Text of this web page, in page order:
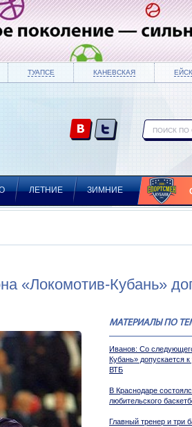
ТУАПСЕ КАНЕВСКАЯ ЕЙСК
ЛЕТНИЕ ЗИМНИЕ
«Локомотив-Кубань»
МАТЕРИАЛЫ ПО
Иванов: Со
Кубань» допускается
ВТБ
В Краснодаре
любительского
Главный тренер и три